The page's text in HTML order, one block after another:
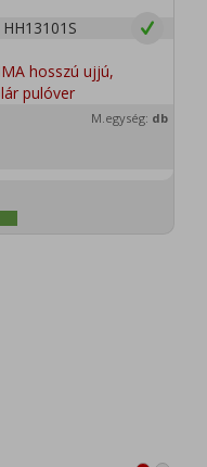
HH13101S
M.egység: db